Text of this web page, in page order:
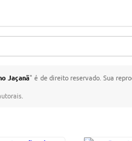
Jaçanã" é de direito reservado. Sua